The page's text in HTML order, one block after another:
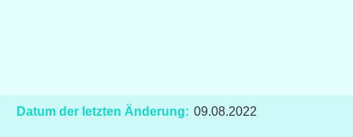
Datum der letzten Änderung: 09.08.2022